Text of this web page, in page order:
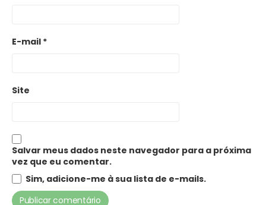
E-mail *
Site
Salvar meus dados neste navegador para a próxima
vez que eu comentar.
Sim, adicione-me à sua lista de e-mails.